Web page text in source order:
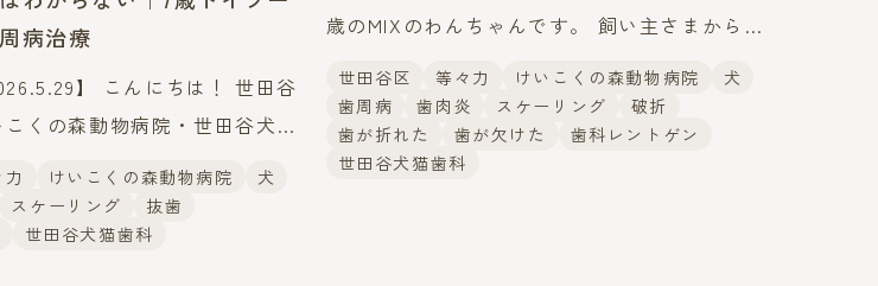
病治療
】 こんにちは！ 世田谷
くの森動物病院・世田谷犬猫
。 &
けいこくの森動物病院
犬
スケーリング
抜歯
世田谷犬猫歯科
歳のMIXのわんちゃんです。 飼い主さまから
は、「最近口が臭うようになってきた」とのご
相談がありました。 このわんちゃんは、約1年
半前に当院で歯科処置
世田谷区 等々力 けいこくの森動物病院
犬
歯周病
歯肉炎 スケーリング
破折
歯が折れた
歯が欠けた
歯科レントゲン
世田谷犬猫歯科